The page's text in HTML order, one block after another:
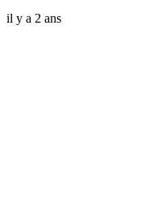
il y a 2 ans